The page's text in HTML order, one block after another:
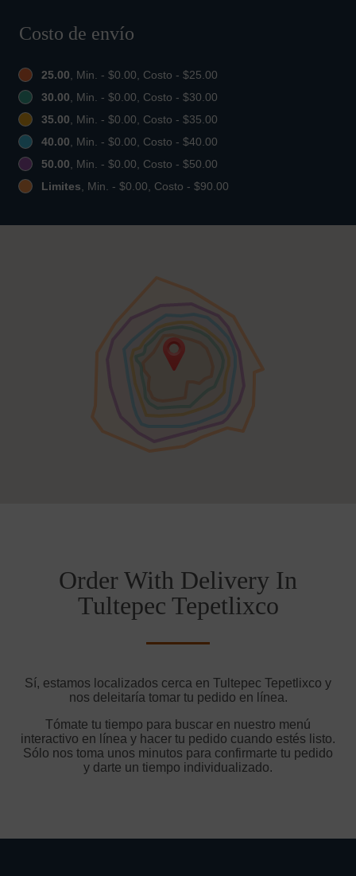
Costo de envío
25.00, Min. - $0.00, Costo - $25.00
30.00, Min. - $0.00, Costo - $30.00
35.00, Min. - $0.00, Costo - $35.00
40.00, Min. - $0.00, Costo - $40.00
50.00, Min. - $0.00, Costo - $50.00
Limites, Min. - $0.00, Costo - $90.00
Order With Delivery In
Tultepec Tepetlixco
Sí, estamos localizados cerca en Tultepec Tepetlixco y
nos deleitaría tomar tu pedido en línea.
Tómate tu tiempo para buscar en nuestro menú
interactivo en línea y hacer tu pedido cuando estés listo.
Sólo nos toma unos minutos para confirmarte tu pedido
y darte un tiempo individualizado.